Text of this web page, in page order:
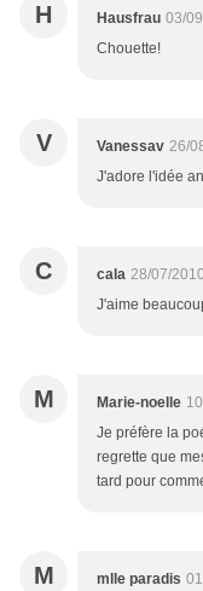
H Hausfrau 03/
Chouette!
V Vanessav 26/
J'adore l'idée
C cala 28/07/
J'aime
M Marie-noelle
Je préfère la
regrette que
tard pour
M mlle paradis